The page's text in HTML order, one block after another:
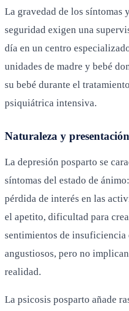
La gravedad de los síntomas
seguridad exigen una
día en un centro
unidades de madre y bebé
su bebé durante el
psiquiátrica intensiva.
Naturaleza y
La depresión posparto se
síntomas del estado de
pérdida de interés en las
el apetito, dificultad para
sentimientos de insuficiencia
angustiosos, pero no
realidad.
La psicosis posparto añade